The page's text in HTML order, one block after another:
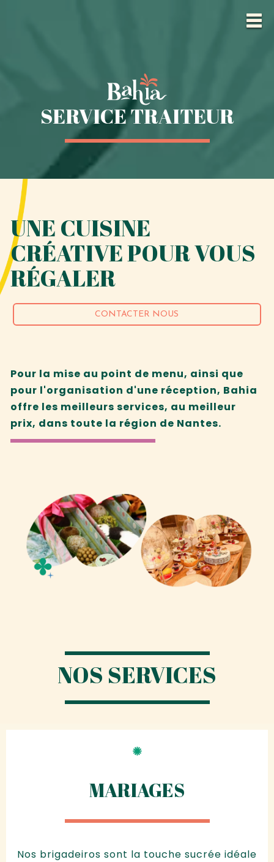
SERVICE TRAITEUR
UNE CUISINE
CRÉATIVE POUR VOUS
RÉGALER
CONTACTER NOUS
Pour la mise au point de menu, ainsi que
pour l'organisation d'une réception, Bahia
offre les meilleurs services, au meilleur
prix, dans toute la région de Nantes.
NOS SERVICES
MARIAGES
Nos brigadeiros sont la touche sucrée idéale